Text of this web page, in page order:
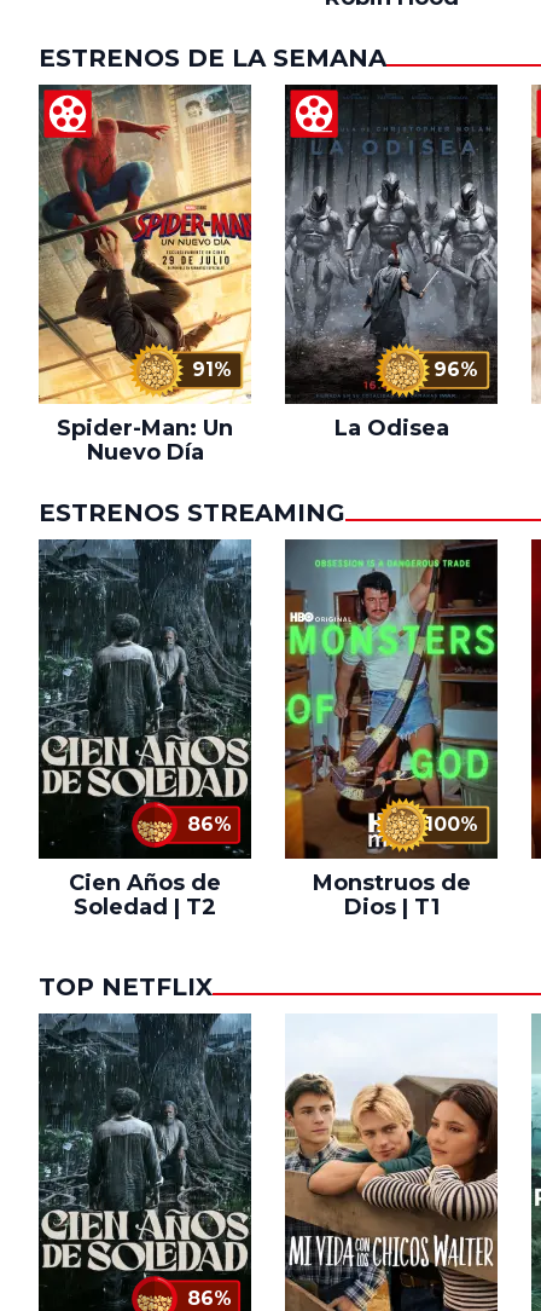
ESTRENOS DE LA SEMANA
91%
Spider-Man: Un
Nuevo Día
96%
La Odisea
ESTRENOS STREAMING
86%
Cien Años de
Soledad | T2
100%
Monstruos de
Dios | T1
TOP NETFLIX
86%